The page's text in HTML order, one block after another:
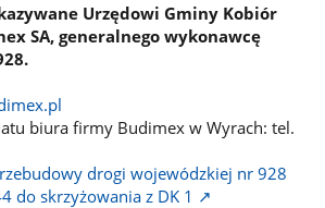
Urzędowi Gminy Kobiór
SA, generalnego wykonawcę
biura firmy Budimex w Wyrach: tel.
drogi wojewódzkiej nr 928
do skrzyżowania z DK 1 ↗